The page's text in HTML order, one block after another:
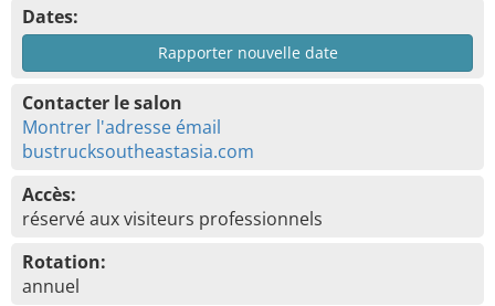
Dates:
Rapporter nouvelle date
Contacter le salon
Montrer l'adresse émail
bustrucksoutheastasia.com
Accès:
réservé aux visiteurs professionnels
Rotation:
annuel